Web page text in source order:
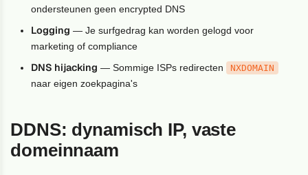
ondersteunen geen encrypted DNS
Logging — Je surfgedrag kan worden gelogd voor
marketing of compliance
DNS hijacking — Sommige ISPs redirecten NXDOMAIN
naar eigen zoekpagina's
DDNS: dynamisch IP, vaste
domeinnaam